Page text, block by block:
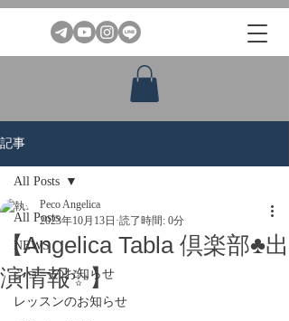
記事
All Posts
NEWS
ショーのお知らせ
レッスンのお知らせ
All Posts
【Angelica Tabla 倶楽部♣️出
演情報✨】
Peco Angelica
2023年10月13日 読了時間: 0分